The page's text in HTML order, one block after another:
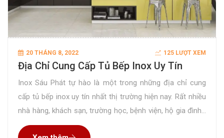
20 THÁNG 8, 2022 125 LƯỢT XEM
Địa Chỉ Cung Cấp Tủ Bếp Inox Uy Tín
Inox Sáu Phát tự hào là một trong những địa chỉ cung
cấp tủ bếp inox uy tín nhất thị trường hiện nay. Rất nhiều
nhà hàng, khách sạn, trường học, bệnh viện, hộ gia đình…
đặt gia công sản phẩm tại công ty chúng tôi và hài lòng